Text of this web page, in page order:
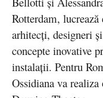
Rotterdam,
arhitecți, designeri
concepte inovative
instalații. Pentru
Ossidiana va